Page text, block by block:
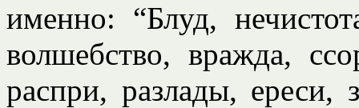
именно: “Блуд,
волшебство, вражда,
распри, разлады, ереси,